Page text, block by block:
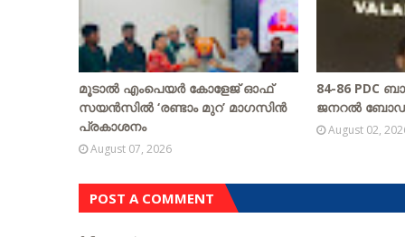
മൂടാൽ എംപെയർ കോളേജ് ഓഫ്
സയൻസിൽ ‘രണ്ടാം മുറ’ മാഗസിൻ
പ്രകാശനം
August 07, 2026
84-86 PDC
ജനറൽ
August 02,
POST A COMMENT